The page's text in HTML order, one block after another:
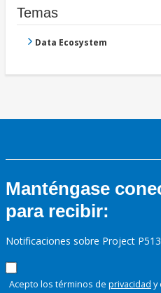
Temas
Data Ecosystem
Manténgase
para recibir:
Notificaciones sobre Project
Acepto los términos de privacidad y